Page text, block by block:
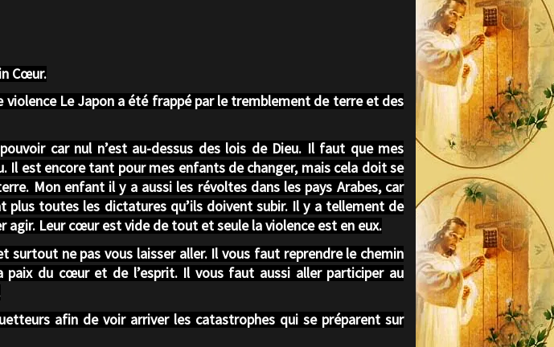
Cœur.
Le Japon a été frappé par le tremblement de terre et des
car nul n’est au-dessus des lois de Dieu. Il faut que mes
Il est encore tant pour mes enfants de changer, mais cela doit se
Mon enfant il y a aussi les révoltes dans les pays Arabes, car
toutes les dictatures qu’ils doivent subir. Il y a tellement de
agir. Leur cœur est vide de tout et seule la violence est en eux.
ne pas vous laisser aller. Il vous faut reprendre le chemin
du cœur et de l’esprit. Il vous faut aussi aller participer au
afin de voir arriver les catastrophes qui se préparent sur